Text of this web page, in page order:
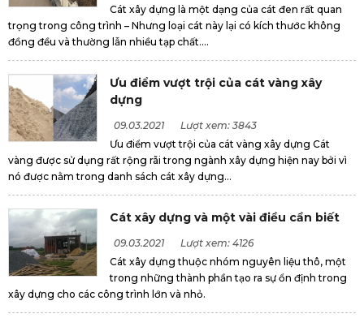
Cát xây dựng là một dạng của cát đen rất quan
trọng trong công trình – Nhưng loại cát này lại có kích thước không
đồng đều và thường lẫn nhiều tạp chất....
Ưu điểm vượt trội của cát vàng xây
dựng
09.03.2021
Lượt xem: 3843
Ưu điểm vượt trội của cát vàng xây dựng Cát
vàng được sử dụng rất rộng rãi trong ngành xây dựng hiện nay bởi vì
nó được nằm trong danh sách cát xây dựng...
Cát xây dựng và một vài điều cần biết
09.03.2021
Lượt xem: 4126
Cát xây dựng thuộc nhóm nguyên liệu thô, một
trong những thành phần tạo ra sự ổn định trong
xây dựng cho các công trình lớn và nhỏ.